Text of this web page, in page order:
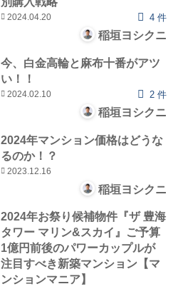
2024.04.20 4 件
稲垣ヨシクニ
今、白金高輪と麻布十番がアツ
い！！
2024.02.10 2 件
稲垣ヨシクニ
2024年マンション価格はどうな
るのか！？
2023.12.16
稲垣ヨシクニ
2024年お祭り候補物件『ザ 豊海
タワー マリン&スカイ』ご予算
1億円前後のパワーカップルが
注目すべき新築マンション【マ
ンションマニア】